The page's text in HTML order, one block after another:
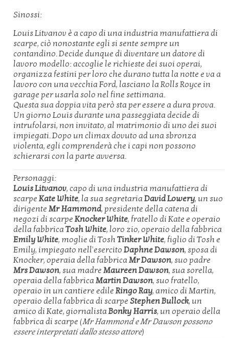
Sinossi:
Louis Litvanov è a capo di una industria manufattiera di
scarpe, ciò nonostante egli si sente sempre un
contandino. Decide dunque di diventare un datore di
lavoro modello: accoglie le richieste dei suoi operai,
organizza festini per loro che durano tutta la notte e va a
lavoro con una vecchia Ford, lasciano la Rolls Royce in
garage per usarla solo nel fine settimana.
Questa sua doppia vita però sta per essere a dura prova.
Un giorno Louis durante una passeggiata decide di
intrufolarsi, non invitato, al matrimonio di uno dei suoi
impiegati. Dopo un climax dovuto ad una sbronza
violenta, egli comprenderà che i capi non possono
schierarsi con la parte avversa.
Personaggi:
Louis Litvanov, capo di una industria manufattiera di
scarpeKate White, la sua segretariaDavid Lowery, un suo
dirigenteMr Hammond, presidente della catena di
negozi di scarpeKnocker White, fratello di Kate e operaio
della fabbricaTosh White, loro zio, operaio della fabbrica
Emily White, moglie di ToshTinker White, figlio di Tosh e
Emily, impiegato nell'esercitoDaphne Dawson, sposa di
Knocker, operaia della fabbricaMr Dawson, suo padre
Mrs Dawson, sua madreMaureen Dawson, sua sorella,
operaia della fabbricaMartin Dawson, suo fratello,
operaio in un cantiere edileRingo Ray, amico di Martin,
operaio della fabbrica di scarpeStephen Bullock, un
amico di Kate, giornalistaBonky Harris, un operaio della
fabbrica di scarpe (Mr Hammond e Mr Dawson possono
essere interpretati dallo stesso attore)